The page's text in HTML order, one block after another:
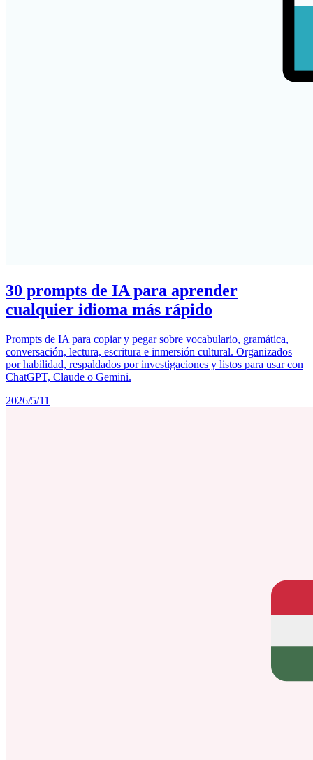
30 prompts de IA para aprender
cualquier idioma más rápido
Prompts de IA para copiar y pegar sobre vocabulario, gramática,
conversación, lectura, escritura e inmersión cultural. Organizados
por habilidad, respaldados por investigaciones y listos para usar con
ChatGPT, Claude o Gemini.
2026/5/11